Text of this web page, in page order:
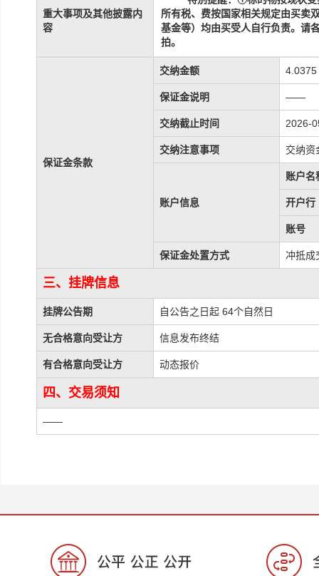
重大事项及其他披露内
容
所有税、费按国家相关规定由买卖
基金等）均由买受人自行负责。请
拍。
保证金条款
交纳金额 4.0375
保证金说明 ——
交纳截止时间 2026-
交纳注意事项 交纳资
账户信息
账户名
开户行
账号
保证金处置方式 冲抵成
三、挂牌信息
挂牌公告期 自公告之日起 64个自然日
无合格意向受让方 信息发布终结
有合格意向受让方 动态报价
四、交易须知
——